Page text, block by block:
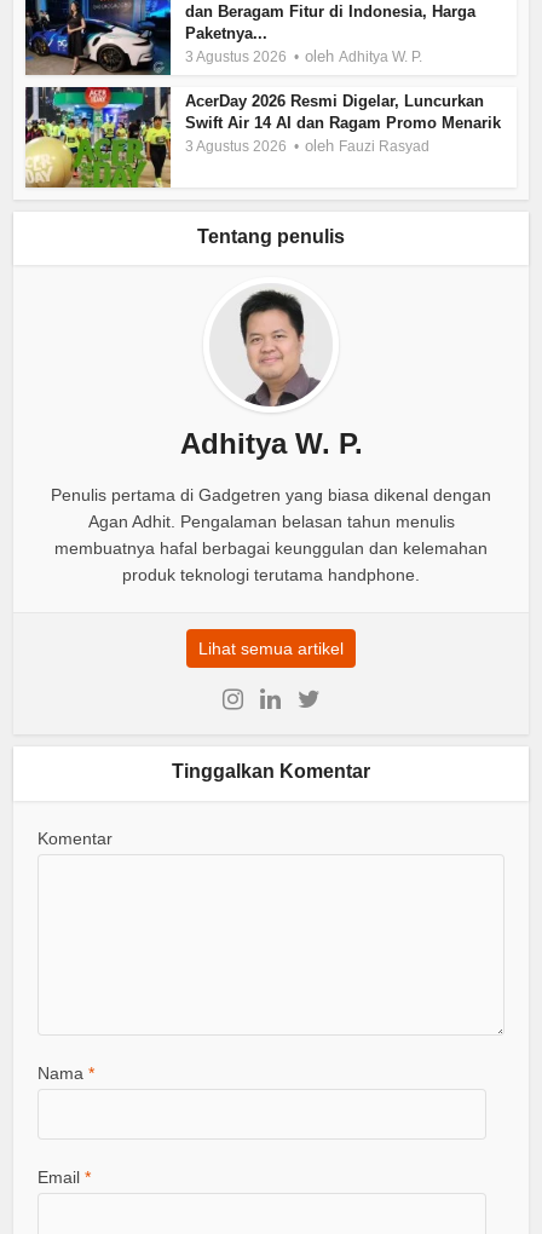
dan Beragam Fitur di Indonesia, Harga
Paketnya...
3 Agustus 2026 olehAdhitya W. P.
AcerDay 2026 Resmi Digelar, Luncurkan
Swift Air 14 AI dan Ragam Promo Menarik
3 Agustus 2026 oleh Fauzi Rasyad
Tentang penulis
Adhitya W. P.
Penulis pertama di Gadgetren yang biasa dikenal dengan
Agan Adhit. Pengalaman belasan tahun menulis
membuatnya hafal berbagai keunggulan dan kelemahan
produk teknologi terutama handphone.
Lihat semua artikel
Tinggalkan Komentar
Komentar
Nama*
Email*